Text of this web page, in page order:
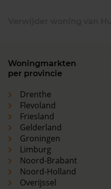
Woningmarkten
per provincie
Drenthe
Flevoland
Friesland
Gelderland
Groningen
Limburg
Noord-Brabant
Noord-Holland
Overijssel